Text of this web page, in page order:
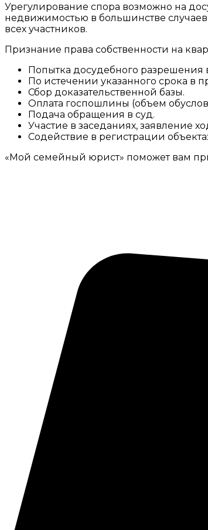
Урегулирование спора возможно на
недвижимостью в большинстве случаев
всех участников.
Признание права собственности на
Попытка досудебного разрешения
По истечении указанного срока в
Сбор доказательственной базы.
Оплата госпошлины (объем
Подача обращения в суд.
Участие в заседаниях, заявление
Содействие в регистрации
«Мой семейный юрист» поможет вам